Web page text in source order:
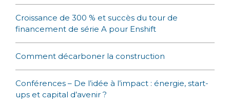
Croissance de 300 % et succès du tour de
financement de série A pour Enshift
Comment décarboner la construction
Conférences – De l’idée à l’impact : énergie, start-
ups et capital d’avenir ?